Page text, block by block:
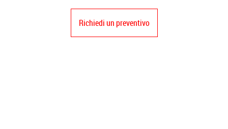
Richiedi un preventivo